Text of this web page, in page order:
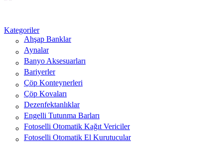
Kategoriler
Ahşap Banklar
Aynalar
Banyo Aksesuarları
Bariyerler
Çöp Konteynerleri
Çöp Kovaları
Dezenfektanlıklar
Engelli Tutunma Barları
Fotoselli Otomatik Kağıt Vericiler
Fotoselli Otomatik El Kurutucular